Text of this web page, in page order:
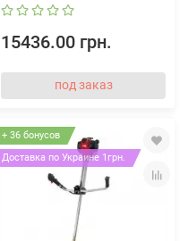
15436.00 грн.
под заказ
+ 36 бонусов
Доставка по Украине 1грн.